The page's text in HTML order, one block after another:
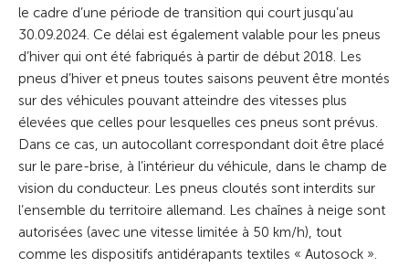
le cadre d’une période de transition qui court jusqu’au
30.09.2024. Ce délai est également valable pour les pneus
d’hiver qui ont été fabriqués à partir de début 2018. Les
pneus d’hiver et pneus toutes saisons peuvent être montés
sur des véhicules pouvant atteindre des vitesses plus
élevées que celles pour lesquelles ces pneus sont prévus.
Dans ce cas, un autocollant correspondant doit être placé
sur le pare-brise, à l’intérieur du véhicule, dans le champ de
vision du conducteur. Les pneus cloutés sont interdits sur
l’ensemble du territoire allemand. Les chaînes à neige sont
autorisées (avec une vitesse limitée à 50 km/h), tout
comme les dispositifs antidérapants textiles « Autosock ».